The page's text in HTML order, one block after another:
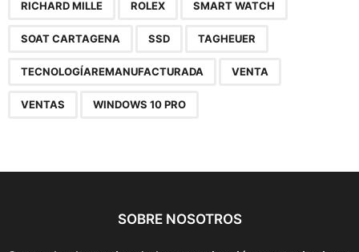
RICHARD MILLE ROLEX SMART WATCH
SOAT CARTAGENA SSD TAGHEUER
TECNOLOGÍAREMANUFACTURADA VENTA
VENTAS WINDOWS 10 PRO
SOBRE NOSOTROS